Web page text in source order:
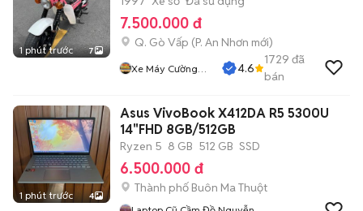
1 phút trước 7
7.500.000 đ
Q. Gò Vấp (P. An Nhơn mới)
Xe Máy Cường
4.6
1729 đã
bán
1 phút trước 4
Asus VivoBook X412DA R5 5300U
14"FHD 8GB/512GB
Ryzen 5 8 GB 512 GB SSD
6.500.000 đ
Thành phố Buôn Ma Thuột